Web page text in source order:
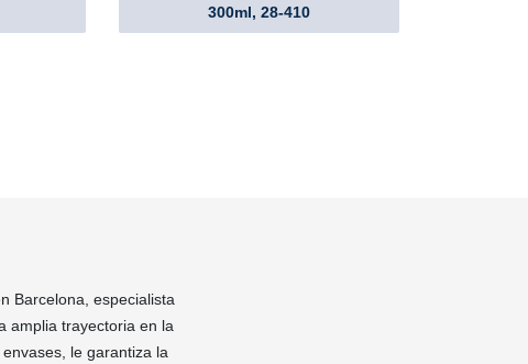
300ml, 28-410
Barcelona, especialista
amplia trayectoria en la
le garantiza la